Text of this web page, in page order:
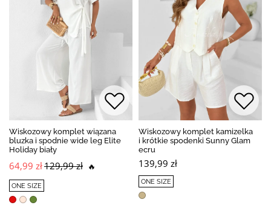
Wiskozowy komplet wiązana
bluzka i spodnie wide leg Elite
Holiday biały
64,99 zł129,99 zł 🔥
ONE SIZE
Wiskozowy komplet kamizelka
i krótkie spodenki Sunny Glam
ecru
139,99 zł
ONE SIZE